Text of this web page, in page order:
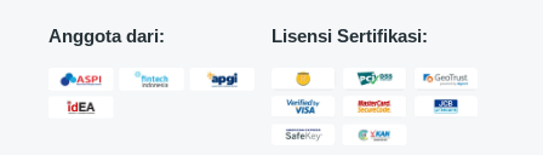
Anggota dari: Lisensi Sertifikasi: